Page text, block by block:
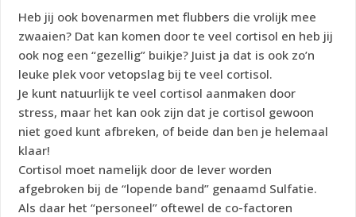
Heb jij ook bovenarmen met flubbers die vrolijk mee
zwaaien? Dat kan komen door te veel cortisol en heb jij
ook nog een “gezellig” buikje? Juist ja dat is ook zo’n
leuke plek voor vetopslag bij te veel cortisol.
Je kunt natuurlijk te veel cortisol aanmaken door
stress, maar het kan ook zijn dat je cortisol gewoon
niet goed kunt afbreken, of beide dan ben je helemaal
klaar!
Cortisol moet namelijk door de lever worden
afgebroken bij de “lopende band” genaamd Sulfatie.
Als daar het “personeel” oftewel de co-factoren